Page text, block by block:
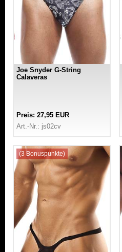
Joe Snyder G-String
Calaveras
Preis: 27,95 EUR
Art.-Nr.: js02cv
(3 Bonuspunkte)